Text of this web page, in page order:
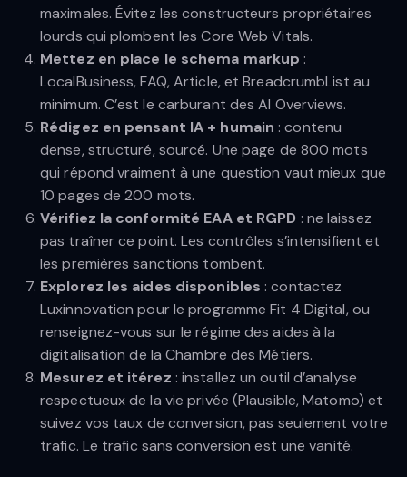
maximales. Évitez les constructeurs propriétaires
lourds qui plombent les Core Web Vitals.
Mettez en place le schema markup :
LocalBusiness, FAQ, Article, et BreadcrumbList au
minimum. C’est le carburant des AI Overviews.
Rédigez en pensant IA + humain : contenu
dense, structuré, sourcé. Une page de 800 mots
qui répond vraiment à une question vaut mieux que
10 pages de 200 mots.
Vérifiez la conformité EAA et RGPD : ne laissez
pas traîner ce point. Les contrôles s’intensifient et
les premières sanctions tombent.
Explorez les aides disponibles : contactez
Luxinnovation pour le programme Fit 4 Digital, ou
renseignez-vous sur le régime des aides à la
digitalisation de la Chambre des Métiers.
Mesurez et itérez : installez un outil d’analyse
respectueux de la vie privée (Plausible, Matomo) et
suivez vos taux de conversion, pas seulement votre
trafic. Le trafic sans conversion est une vanité.